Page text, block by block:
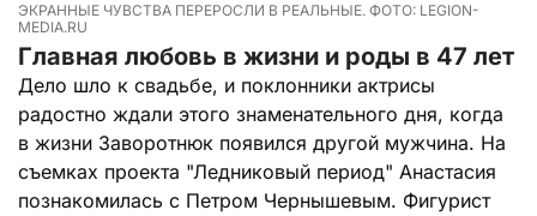
ЭКРАННЫЕ ЧУВСТВА ПЕРЕРОСЛИ В РЕАЛЬНЫЕ. ФОТО: LEGION-
MEDIA.RU
Главная любовь в жизни и роды в 47 лет
Дело шло к свадьбе, и поклонники актрисы
радостно ждали этого знаменательного дня, когда
в жизни Заворотнюк появился другой мужчина. На
съемках проекта "Ледниковый период" Анастасия
познакомилась с Петром Чернышевым. Фигурист